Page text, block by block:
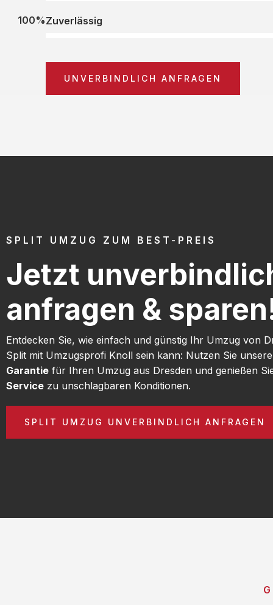
Zuverlässig
100%
UNVERBINDLICH ANFRAGEN
SPLIT UMZUG ZUM BEST-PREIS
Jetzt
anfragen &
Entdecken Sie, wie einfach und günstig Ihr Umzug von
Split mit Umzugsprofi Knoll sein kann: Nutzen Sie
Garantie für Ihren Umzug aus Dresden und genießen
Service zu unschlagbaren Konditionen.
SPLIT UMZUG UNVERBINDLICH ANFRAGEN